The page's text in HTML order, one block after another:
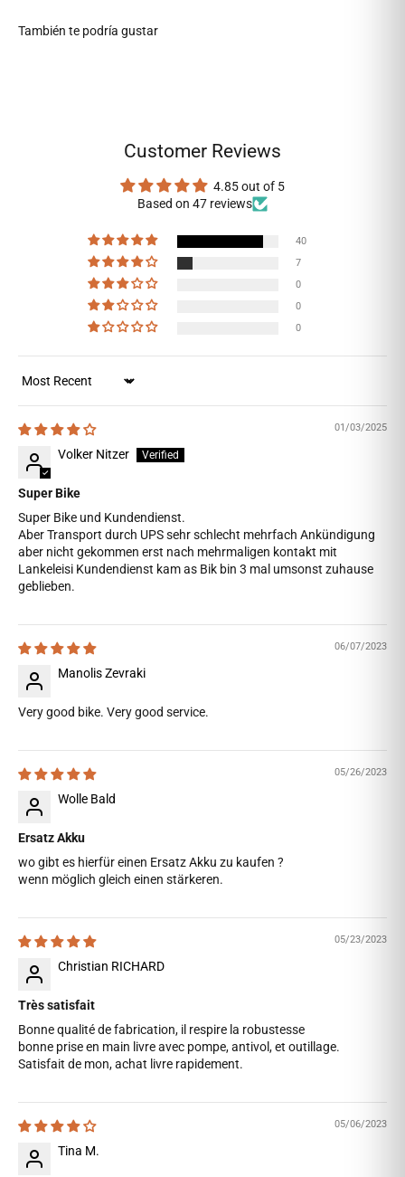
Customer Reviews
4.85 out of 5
Based on 47 reviews
40
7
0
0
0
Sort by
01/03/2025
Volker Nitzer
Super Bike
Super Bike und Kundendienst.
Aber Transport durch UPS sehr schlecht mehrfach Ankündigung
aber nicht gekommen erst nach mehrmaligen kontakt mit
Lankeleisi Kundendienst kam as Bik bin 3 mal umsonst zuhause
geblieben.
06/07/2023
Manolis Zevraki
Very good bike. Very good service.
05/26/2023
Wolle Bald
Ersatz Akku
wo gibt es hierfür einen Ersatz Akku zu kaufen ?
wenn möglich gleich einen stärkeren.
05/23/2023
Christian RICHARD
Très satisfait
Bonne qualité de fabrication, il respire la robustesse
bonne prise en main livre avec pompe, antivol, et outillage.
Satisfait de mon, achat livre rapidement.
05/06/2023
Tina M.